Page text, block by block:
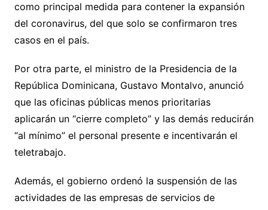
como principal medida para contener la expansión
del coronavirus, del que solo se confirmaron tres
casos en el país.
Por otra parte, el ministro de la Presidencia de la
República Dominicana, Gustavo Montalvo, anunció
que las oficinas públicas menos prioritarias
aplicarán un “cierre completo” y las demás reducirán
“al mínimo” el personal presente e incentivarán el
teletrabajo.
Además, el gobierno ordenó la suspensión de las
actividades de las empresas de servicios de